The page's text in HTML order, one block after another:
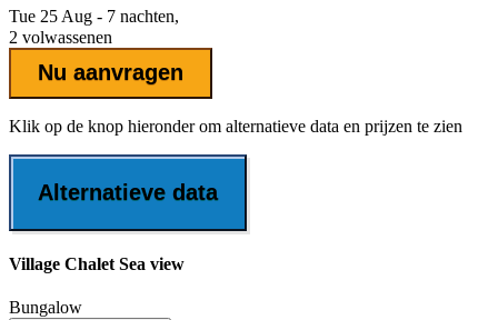
Tue 25 Aug - 7 nachten,
2 volwassenen
Nu aanvragen
Klik op de knop hieronder om alternatieve data en prijzen te zien
Alternatieve data
Village Chalet Sea view
Bungalow